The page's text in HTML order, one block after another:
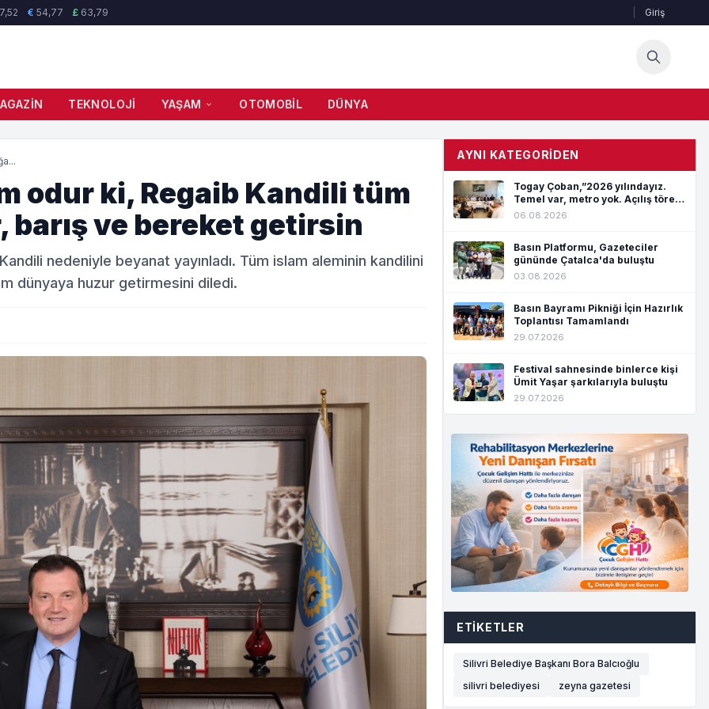
€ 54,77 £ 63,79 Giriş
TEKNOLOJI YAŞAM OTOMOBIL DÜNYA
odur ki, Regaib Kandili tüm
barış ve bereket getirsin
nedeniyle beyanat yayınladı. Tüm islam aleminin kandilini
dünyaya huzur getirmesini diledi.
AYNI KATEGORIDEN
Togay Çoban,”2026 yılındayız.
Temel var, metro yok. Açılış töreni
var, hizmet yok”
06.08.2026
Basın Platformu, Gazeteciler
gününde Çatalca'da buluştu
03.08.2026
Basın Bayramı Pikniği İçin Hazırlık
Toplantısı Tamamlandı
29.07.2026
Festival sahnesinde binlerce kişi
Ümit Yaşar şarkılarıyla buluştu
29.07.2026
ETIKETLER
Silivri Belediye Başkanı Bora Balcıoğlu
silivri belediyesi
zeyna gazetesi